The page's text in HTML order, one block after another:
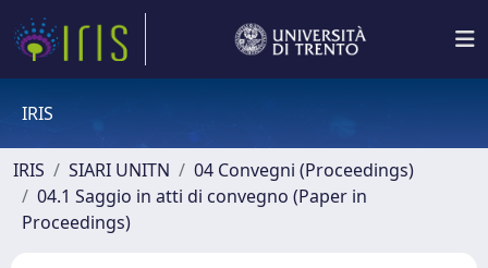
IRIS
IRIS SIARI UNITN
04 Convegni (Proceedings)
04.1 Saggio in atti di convegno (Paper in
Proceedings)